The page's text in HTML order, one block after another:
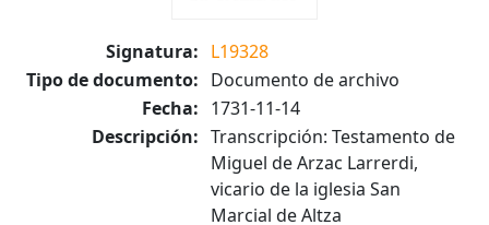
Signatura: L19328
Tipo de documento: Documento de archivo
Fecha: 1731-11-14
Descripción: Transcripción: Testamento de
Miguel de Arzac Larrerdi,
vicario de la iglesia San
Marcial de Altza